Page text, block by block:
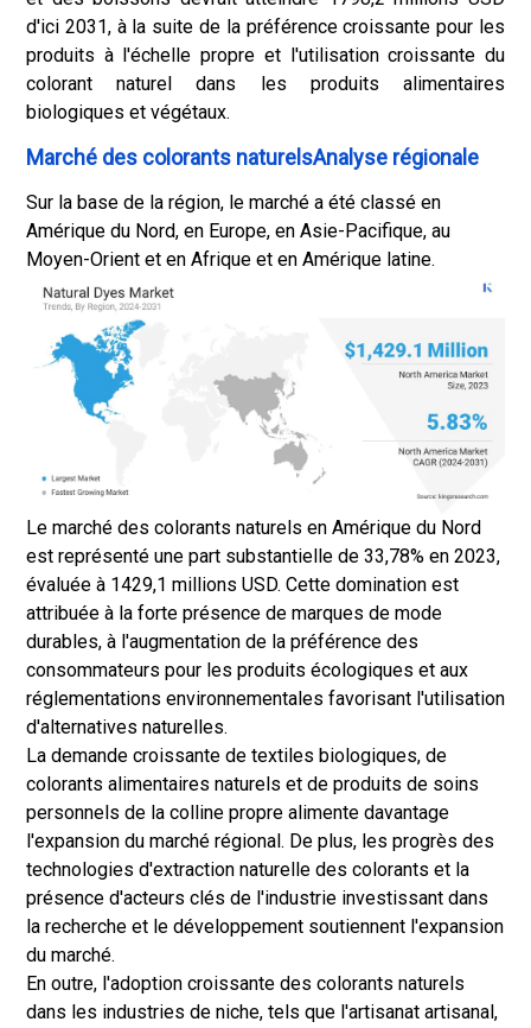
d'ici 2031, à la suite de la préférence croissante pour les
produits à l'échelle propre et l'utilisation croissante du
colorant naturel dans les produits alimentaires
biologiques et végétaux.
Marché des colorants naturelsAnalyse régionale
Sur la base de la région, le marché a été classé en
Amérique du Nord, en Europe, en Asie-Pacifique, au
Moyen-Orient et en Afrique et en Amérique latine.
Le marché des colorants naturels en Amérique du Nord
est représenté une part substantielle de 33,78% en 2023,
évaluée à 1429,1 millions USD. Cette domination est
attribuée à la forte présence de marques de mode
durables, à l'augmentation de la préférence des
consommateurs pour les produits écologiques et aux
réglementations environnementales favorisant l'utilisation
d'alternatives naturelles.
La demande croissante de textiles biologiques, de
colorants alimentaires naturels et de produits de soins
personnels de la colline propre alimente davantage
l'expansion du marché régional. De plus, les progrès des
technologies d'extraction naturelle des colorants et la
présence d'acteurs clés de l'industrie investissant dans
la recherche et le développement soutiennent l'expansion
du marché.
En outre, l'adoption croissante des colorants naturels
dans les industries de niche, tels que l'artisanat artisanal,